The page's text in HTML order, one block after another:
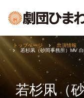
若杉凩（
トップページ
出演情報
若杉凩（砂岡事務所）MV